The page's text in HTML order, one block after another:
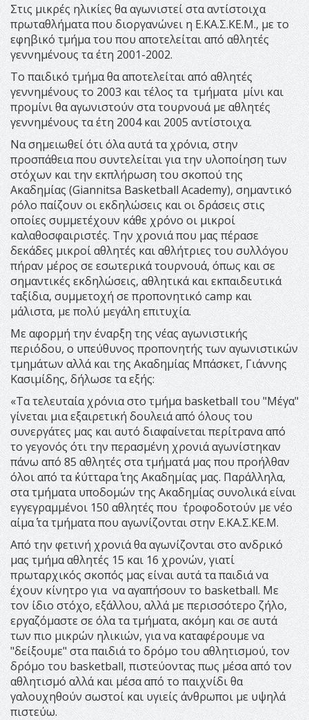
Στις μικρές ηλικίες θα αγωνιστεί στα αντίστοιχα
πρωταθλήματα που διοργανώνει η Ε.ΚΑ.Σ.ΚΕ.Μ., με το
εφηβικό τμήμα του που αποτελείται από αθλητές
γεννημένους τα έτη 2001-2002.
Το παιδικό τμήμα θα αποτελείται από αθλητές
γεννημένους το 2003 και τέλος τα τμήματα μίνι και
προμίνι θα αγωνιστούν στα τουρνουά με αθλητές
γεννημένους τα έτη 2004 και 2005 αντίστοιχα.
Να σημειωθεί ότι όλα αυτά τα χρόνια, στην
προσπάθεια που συντελείται για την υλοποίηση των
στόχων και την εκπλήρωση του σκοπού της
Ακαδημίας (Giannitsa Basketball Academy), σημαντικό
ρόλο παίζουν οι εκδηλώσεις και οι δράσεις στις
οποίες συμμετέχουν κάθε χρόνο οι μικροί
καλαθοσφαιριστές. Την χρονιά που μας πέρασε
δεκάδες μικροί αθλητές και αθλήτριες του συλλόγου
πήραν μέρος σε εσωτερικά τουρνουά, όπως και σε
σημαντικές εκδηλώσεις, αθλητικά και εκπαιδευτικά
ταξίδια, συμμετοχή σε προπονητικό camp και
μάλιστα, με πολύ μεγάλη επιτυχία.
Με αφορμή την έναρξη της νέας αγωνιστικής
περιόδου, ο υπεύθυνος προπονητής των αγωνιστικών
τμημάτων αλλά και της Ακαδημίας Μπάσκετ, Γιάννης
Κασιμίδης, δήλωσε τα εξής:
«Τα τελευταία χρόνια στο τμήμα basketball του "Μέγα"
γίνεται μια εξαιρετική δουλειά από όλους του
συνεργάτες μας και αυτό διαφαίνεται περίτρανα από
το γεγονός ότι την περασμένη χρονιά αγωνίστηκαν
πάνω από 85 αθλητές στα τμήματά μας που προήλθαν
όλοι από τα ΄΄κύτταρα΄΄ της Ακαδημίας μας. Παράλληλα,
στα τμήματα υποδομών της Ακαδημίας συνολικά είναι
εγγεγραμμένοι 150 αθλητές που ΄΄τροφοδοτούν με νέο
αίμα΄΄ τα τμήματα που αγωνίζονται στην Ε.ΚΑ.Σ.ΚΕ.Μ.
Από την φετινή χρονιά θα αγωνίζονται στο ανδρικό
μας τμήμα αθλητές 15 και 16 χρονών, γιατί
πρωταρχικός σκοπός μας είναι αυτά τα παιδιά να
έχουν κίνητρο για να αγαπήσουν το basketball. Με
τον ίδιο στόχο, εξάλλου, αλλά με περισσότερο ζήλο,
εργαζόμαστε σε όλα τα τμήματα, ακόμη και σε αυτά
των πιο μικρών ηλικιών, για να καταφέρουμε να
"δείξουμε" στα παιδιά το δρόμο του αθλητισμού, τον
δρόμο του basketball, πιστεύοντας πως μέσα από τον
αθλητισμό αλλά και μέσα από το παιχνίδι θα
γαλουχηθούν σωστοί και υγιείς άνθρωποι με υψηλά
πιστεύω.